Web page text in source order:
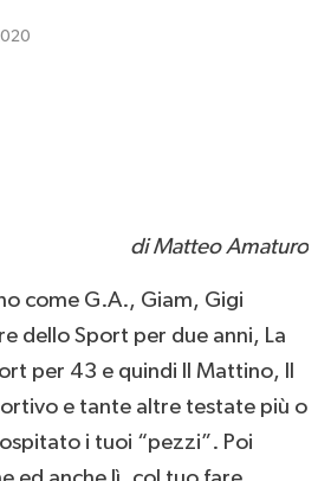
di Matteo Amaturo
come G.A., Giam, Gigi
dello Sport per due anni, La
per 43 e quindi Il Mattino, Il
e tante altre testate più o
i tuoi “pezzi”. Poi